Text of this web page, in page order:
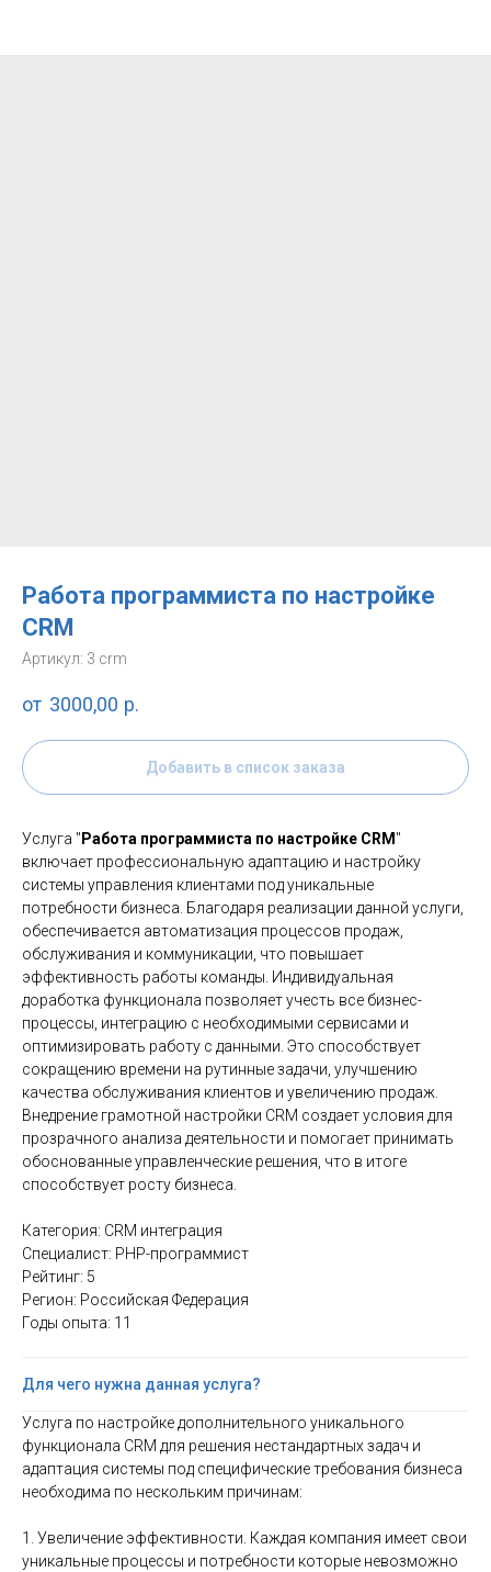
Работа программиста по настройке
CRM
Артикул: 3 crm
3000,00 р.
Добавить в список заказа
Услуга " Работа программиста по настройке CRM "
включает профессиональную адаптацию и настройку
системы управления клиентами под уникальные
потребности бизнеса. Благодаря реализации данной услуги,
обеспечивается автоматизация процессов продаж,
обслуживания и коммуникации, что повышает
эффективность работы команды. Индивидуальная
доработка функционала позволяет учесть все бизнес-
процессы, интеграцию с необходимыми сервисами и
оптимизировать работу с данными. Это способствует
сокращению времени на рутинные задачи, улучшению
качества обслуживания клиентов и увеличению продаж.
Внедрение грамотной настройки CRM создает условия для
прозрачного анализа деятельности и помогает принимать
обоснованные управленческие решения, что в итоге
способствует росту бизнеса.
Категория: CRM интеграция
Специалист: PHP-программист
Рейтинг: 5
Регион: Российская Федерация
Годы опыта: 11
Для чего нужна данная услуга?
Услуга по настройке дополнительного уникального
функционала CRM для решения нестандартных задач и
адаптация системы под специфические требования бизнеса
необходима по нескольким причинам:
1. Увеличение эффективности. Каждая компания имеет свои
уникальные процессы и потребности которые невозможно